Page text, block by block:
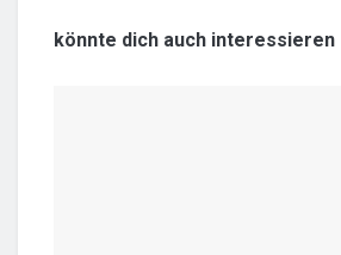
könnte dich auch interessieren